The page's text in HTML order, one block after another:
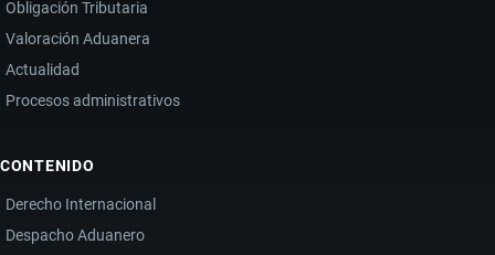
Obligación Tributaria
Valoración Aduanera
Actualidad
Procesos administrativos
CONTENIDO
Derecho Internacional
Despacho Aduanero